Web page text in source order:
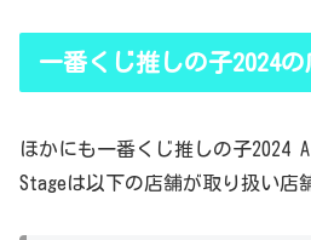
一番くじ推しの子2024の
ほかにも一番くじ推しの子
Stageは以下の店舗が取り扱い店